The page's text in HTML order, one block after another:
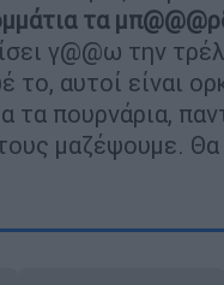
τα
γ@@ω την
το, αυτοί είναι
τα πουρνάρια,
μαζέψουμε.